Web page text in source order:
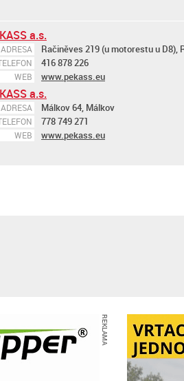
a.s.
ADRESA Račiněves 219 (u motorestu u D8),
416 878 226
WEB www.pekass.eu
a.s.
ADRESA Málkov 64, Málkov
778 749 271
WEB www.pekass.eu
REKLAMA